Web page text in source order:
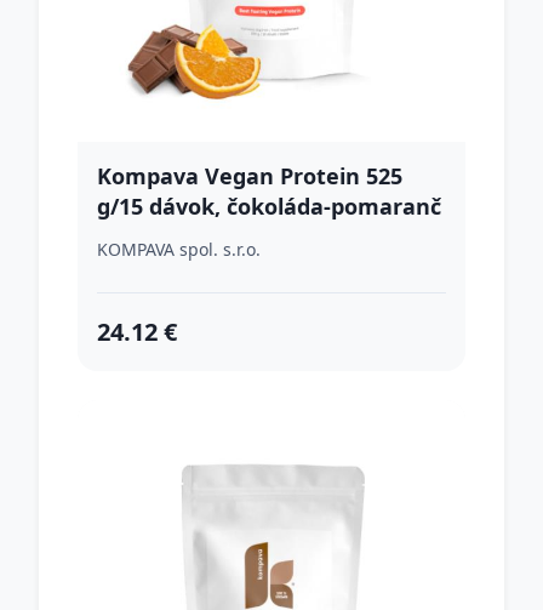
Kompava Vegan Protein 525
g/15 dávok, čokoláda-pomaranč
KOMPAVA spol. s.r.o.
24.12 €